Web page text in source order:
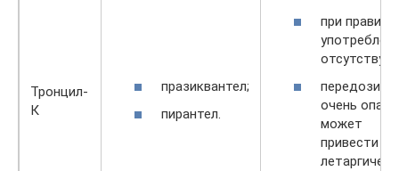
Тронцил-
К
празиквантел;
пирантел.
при
очень
может
привести к